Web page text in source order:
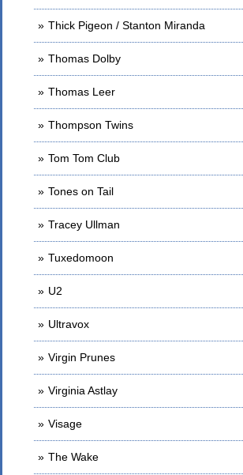
Thick Pigeon / Stanton Miranda
Thomas Dolby
Thomas Leer
Thompson Twins
Tom Tom Club
Tones on Tail
Tracey Ullman
Tuxedomoon
U2
Ultravox
Virgin Prunes
Virginia Astlay
Visage
The Wake